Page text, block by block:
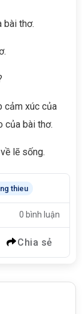
bài thơ.
cảm xúc của
của bài thơ.
lẽ sống.
thieu
0 bình luận
Chia sẻ